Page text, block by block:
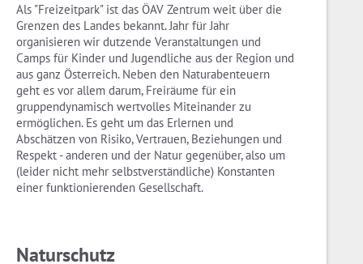
Als "Freizeitpark" ist das ÖAV Zentrum weit über die
Grenzen des Landes bekannt. Jahr für Jahr
organisieren wir dutzende Veranstaltungen und
Camps für Kinder und Jugendliche aus der Region und
aus ganz Österreich. Neben den Naturabenteuern
geht es vor allem darum, Freiräume für ein
gruppendynamisch wertvolles Miteinander zu
ermöglichen. Es geht um das Erlernen und
Abschätzen von Risiko, Vertrauen, Beziehungen und
Respekt - anderen und der Natur gegenüber, also um
(leider nicht mehr selbstverständliche) Konstanten
einer funktionierenden Gesellschaft.
Naturschutz